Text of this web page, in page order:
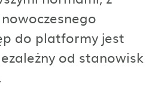
do platformy jest
od stanowisk